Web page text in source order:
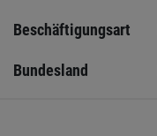
Beschäftigungsart
Bundesland